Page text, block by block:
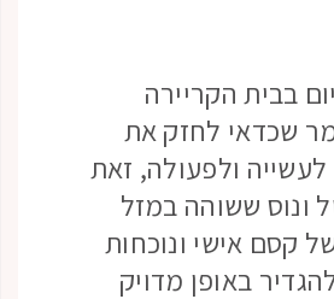
בבית הקריירה
שכדאי לחזק את
ולפעולה, זאת
ונוס ששוהה במזל
קסם אישי ונוכחות
באופן מדויק